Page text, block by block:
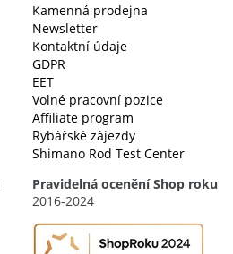
Kamenná prodejna
Newsletter
Kontaktní údaje
GDPR
EET
Volné pracovní pozice
Affiliate program
Rybářské zájezdy
Shimano Rod Test Center
Pravidelná ocenění Shop roku
2016-2024